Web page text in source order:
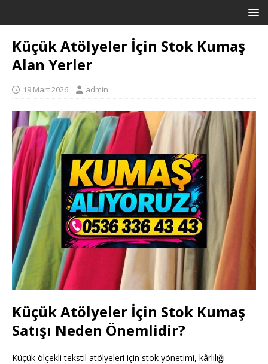
Küçük Atölyeler İçin Stok Kumaş
Alan Yerler
19 Mart 2026 admin
Küçük Atölyeler İçin Stok Kumaş
Satışı Neden Önemlidir?
Küçük ölçekli tekstil atölyeleri için stok yönetimi, kârlılığı